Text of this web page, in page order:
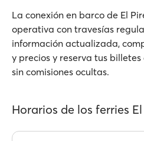
La conexión en barco de El
operativa con travesías
información actualizada,
y precios y reserva tus
sin comisiones ocultas.
Horarios de los ferries